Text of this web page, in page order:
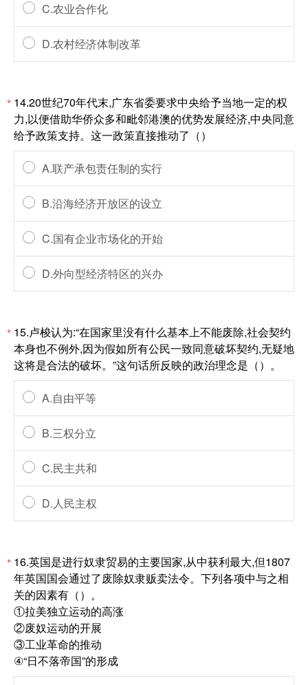
C.农业合作化
D.农村经济体制改革
* 14.20世纪70年代末,广东省委要求中央给予当地一定的权
力,以便借助华侨众多和毗邻港澳的优势发展经济,中央同意
给予政策支持。这一政策直接推动了（）
A.联产承包责任制的实行
B.沿海经济开放区的设立
C.国有企业市场化的开始
D.外向型经济特区的兴办
* 15.卢梭认为:“在国家里没有什么基本上不能废除,社会契约
本身也不例外,因为假如所有公民一致同意破坏契约,无疑地
这将是合法的破坏。”这句话所反映的政治理念是（）。
A.自由平等
B.三权分立
C.民主共和
D.人民主权
* 16.英国是进行奴隶贸易的主要国家,从中获利最大,但1807
年英国国会通过了废除奴隶贩卖法令。下列各项中与之相
关的因素有（）。
①拉美独立运动的高涨
②废奴运动的开展
③工业革命的推动
④“日不落帝国”的形成